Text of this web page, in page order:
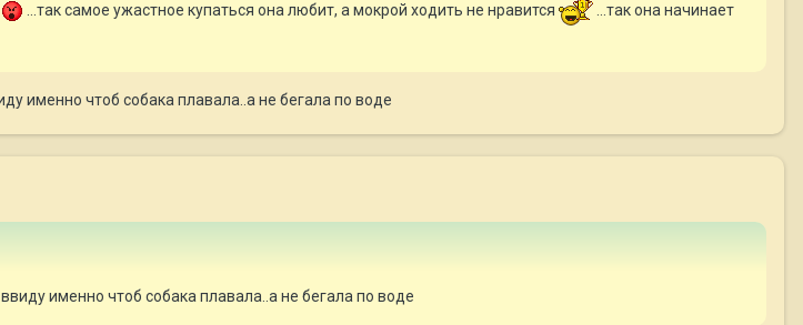
...так самое ужастное купаться она любит, а мокрой ходить не нравится
...так она начинает
именно чтоб собака плавала..а не бегала по воде
именно чтоб собака плавала..а не бегала по воде